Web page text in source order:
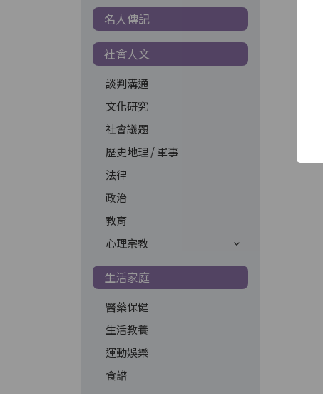
名人傳記
社會人文
談判溝通
文化研究
社會議題
歷史地理 / 軍事
法律
政治
教育
心理宗教
生活家庭
醫藥保健
生活教養
運動娛樂
食譜